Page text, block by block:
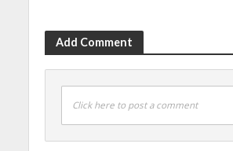
Add Comment
Click here to post a comment